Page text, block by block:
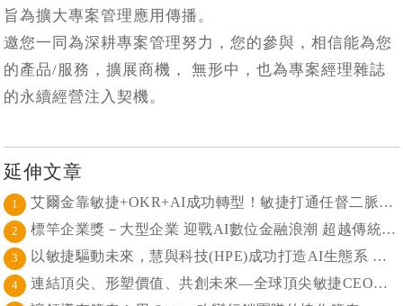
旨為擴大專案管理應用傳播。
邀您一同為深耕專案管理努力，您的參與，相信能為您
的產品/服務，擴展商機， 無形中，也為專案經理雜誌
的永續經營注入契機。
延伸文章
1 艾爾金靠敏捷+OKR+AI成功轉型！敏捷打通任督二脈， 避免文化與流程「卡卡」導致溝通無效
2 標竿企業獎－大型企業 迎戰AI數位金融浪潮 超越傳統的組織再定義
3 以敏捷驅動未來，慧與科技(HPE)成功打造AI生態系 大型敏捷(LeSS)海納百川，讓複雜變簡單
4 連結頂尖、形塑價值、共創未來—全球頂尖敏捷CEO聯誼會成立